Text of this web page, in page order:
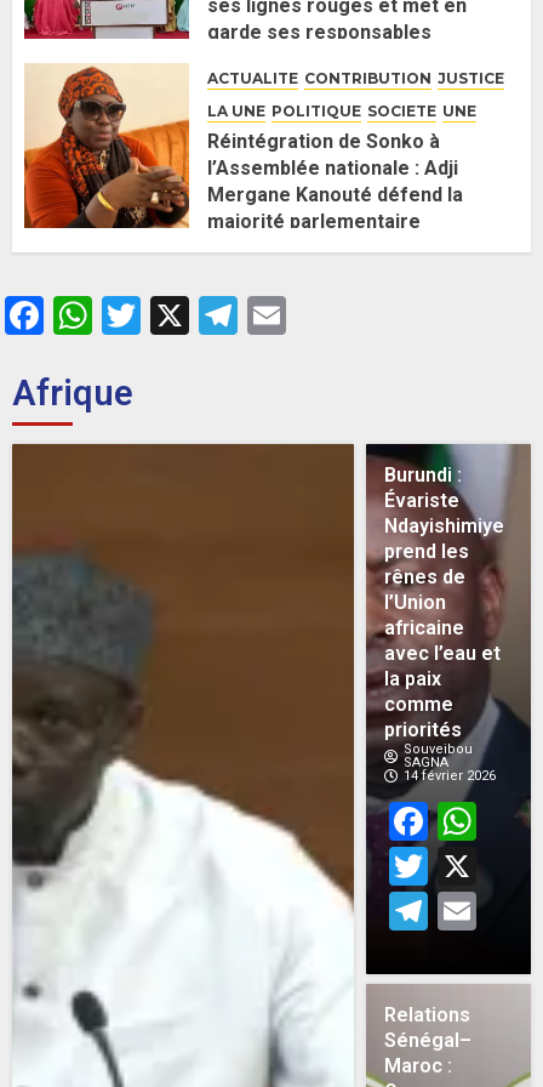
ses lignes rouges et met en
garde ses responsables
ACTUALITE CONTRIBUTION JUSTICE
LA UNE POLITIQUE SOCIETE UNE
Réintégration de Sonko à
l’Assemblée nationale : Adji
Mergane Kanouté défend la
majorité parlementaire
26 MAI 2026 0
Facebook
WhatsApp
Twitter
X Telegram
Afrique
Burundi :
Évariste
Ndayishimiye
prend les
rênes de
l’Union
africaine
avec l’eau et
la paix
comme
priorités
Souveibou
SAGNA
14 février 2026
X
Relations
Sénégal–
Maroc :